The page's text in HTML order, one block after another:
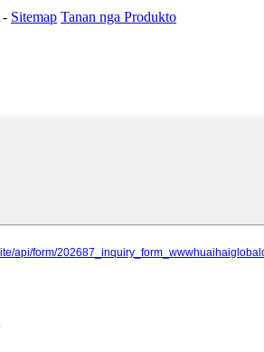
- Sitemap Tanan nga Produkto